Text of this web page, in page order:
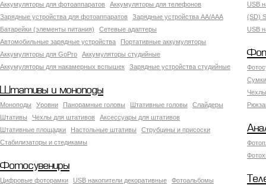
Аккумуляторы для фотоаппаратов
Аккумуляторы для телефонов
Зарядные устройства для фотоаппаратов
Зарядные устройства AA/AAA
Батарейки (элементы питания)
Сетевые адаптеры
Автомобильные зарядные устройства
Портативные аккумуляторы
Аккумуляторы для GoPro
Аккумуляторы студийные
Аккумуляторы для накамерных вспышек
Зарядные устройства студийные
USB
(SD)
USB
Штативы и моноподы
Моноподы Уровни Панорамные головы Штативные головы
Слайдеры
Штативы
Чехлы для штативов
Аксессуары для штативов
Штативные площадки
Настольные штативы
Струбцины и присоски
Стабилизаторы и стедикамы
Фотосувениры
Цифровые фоторамки USB накопители декоративные
Фотоальбомы